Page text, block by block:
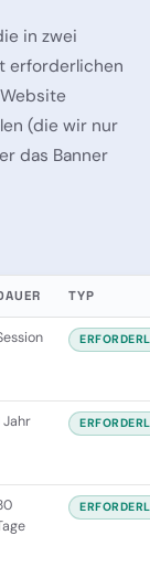
in zwei
erforderlichen
(die wir nur
das Banner
TYP
Jahr